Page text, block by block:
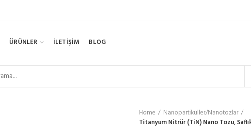
ÜRÜNLER İLETİŞİM BLOG
Home
Nanopartiküller/Nanotozlar
Titanyum Nitrür (TiN) Nano Tozu,